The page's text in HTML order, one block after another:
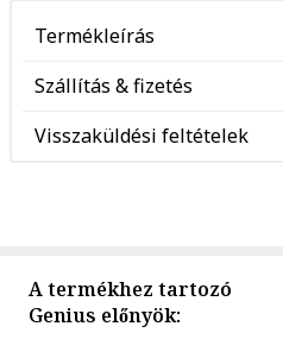
Termékleírás
Szállítás & fizetés
Visszaküldési feltételek
A termékhez tartozó
Genius előnyök: